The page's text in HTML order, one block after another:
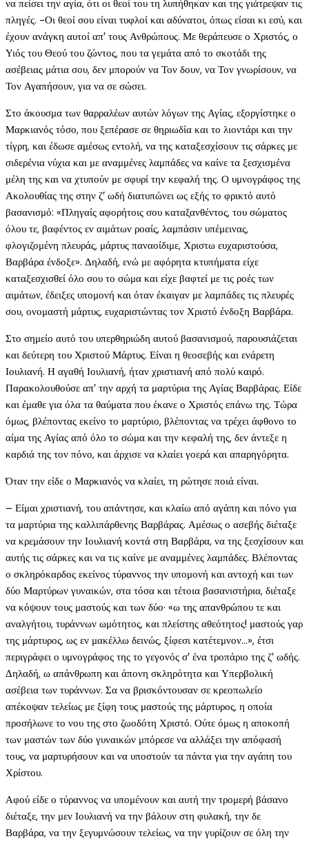
να πείσει την αγία, ότι οι θεοί του τη λυπήθηκαν και της γιάτρεψαν τις
πληγές. -Οι θεοί σου είναι τυφλοί και αδύνατοι, όπως είσαι κι εσύ, και
έχουν ανάγκη αυτοί απ’ τους Ανθρώπους. Με θεράπευσε ο Χριστός, ο
Υιός του Θεού του ζώντος, που τα γεμάτα από το σκοτάδι της
ασέβειας μάτια σου, δεν μπορούν να Τον δουν, να Τον γνωρίσουν, να
Τον Αγαπήσουν, για να σε σώσει.
Στο άκουσμα των θαρραλέων αυτών λόγων της Αγίας, εξοργίστηκε ο
Μαρκιανός τόσο, που ξεπέρασε σε θηριωδία και το λιοντάρι και την
τίγρη, και έδωσε αμέσως εντολή, να της καταξεσχίσουν τις σάρκες με
σιδερένια νύχια και με αναμμένες λαμπάδες να καίνε τα ξεσχισμένα
μέλη της και να χτυπούν με σφυρί την κεφαλή της. Ο υμνογράφος της
Ακολουθίας της στην ζ’ ωδή διατυπώνει ως εξής το φρικτό αυτό
βασανισμό: «Πληγαίς αφορήτοις σου καταξανθέντος, του σώματος
όλου τε, βαφέντος εν αιμάτων ροαίς, λαμπάσιν υπέμεινας,
φλογιζομένη πλευράς, μάρτυς παναοίδιμε, Χριστω ευχαριστούσα,
Βαρβάρα ένδοξε». Δηλαδή, ενώ με αφόρητα κτυπήματα είχε
καταξεσχισθεί όλο σου το σώμα και είχε βαφτεί με τις ροές των
αιμάτων, έδειξες υπομονή και όταν έκαιγαν με λαμπάδες τις πλευρές
σου, ονομαστή μάρτυς, ευχαριστώντας τον Χριστό ένδοξη Βαρβάρα.
Στο σημείο αυτό του υπερθηριώδη αυτού βασανισμού, παρουσιάζεται
και δεύτερη του Χριστού Μάρτυς. Είναι η θεοσεβής και ενάρετη
Ιουλιανή. Η αγαθή Ιουλιανή, ήταν χριστιανή από πολύ καιρό.
Παρακολουθούσε απ’ την αρχή τα μαρτύρια της Αγίας Βαρβάρας. Είδε
και έμαθε για όλα τα θαύματα που έκανε ο Χριστός επάνω της. Τώρα
όμως, βλέποντας εκείνο το μαρτύριο, βλέποντας να τρέχει άφθονο το
αίμα της Αγίας από όλο το σώμα και την κεφαλή της, δεν άντεξε η
καρδιά της τον πόνο, και άρχισε να κλαίει γοερά και απαρηγόρητα.
Όταν την είδε ο Μαρκιανός να κλαίει, τη ρώτησε ποιά είναι.
– Είμαι χριστιανή, του απάντησε, και κλαίω από αγάπη και πόνο για
τα μαρτύρια της καλλιπάρθενης Βαρβάρας. Αμέσως ο ασεβής διέταξε
να κρεμάσουν την Ιουλιανή κοντά στη Βαρβάρα, να της ξεσχίσουν και
αυτής τις σάρκες και να τις καίνε με αναμμένες λαμπάδες. Βλέποντας
ο σκληρόκαρδος εκείνος τύραννος την υπομονή και αντοχή και των
δύο Μαρτύρων γυναικών, στα τόσα και τέτοια βασανιστήρια, διέταξε
να κόψουν τους μαστούς και των δύο· «ω της απανθρώπου τε και
αναλγήτου, τυράννων ωμότητος, και πλείστης αθεότητος! μαστούς γαρ
της μάρτυρος, ως εν μακέλλω δεινώς, ξίφεσι κατέτεμνον…», έτσι
περιγράφει ο υμνογράφος της το γεγονός σ’ ένα τροπάριο της ζ’ ωδής.
Δηλαδή, ω απάνθρωπη και άπονη σκληρότητα και Υπερβολική
ασέβεια των τυράννων. Σα να βρισκόντουσαν σε κρεοπωλείο
απέκοψαν τελείως με ξίφη τους μαστούς της μάρτυρος, η οποία
προσήλωνε το νου της στο ζωοδότη Χριστό. Ούτε όμως η αποκοπή
των μαστών των δύο γυναικών μπόρεσε να αλλάξει την απόφασή
τους, να μαρτυρήσουν και να υποστούν τα πάντα για την αγάπη του
Χρίστου.
Αφού είδε ο τύραννος να υπομένουν και αυτή την τρομερή βάσανο
διέταξε, την μεν Ιουλιανή να την βάλουν στη φυλακή, την δε
Βαρβάρα, να την ξεγυμνώσουν τελείως, να την γυρίζουν σε όλη την